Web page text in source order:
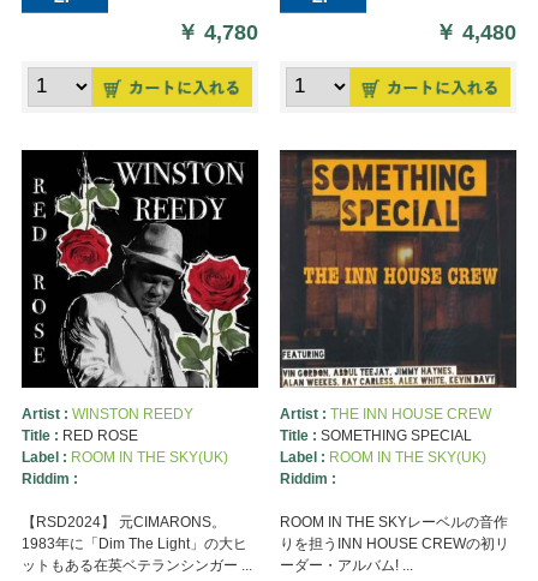
￥4,780 ￥4,480
Artist : WINSTON REEDY
Title : RED ROSE
Label : ROOM IN THE SKY(UK)
Riddim :
【RSD2024】 元CIMARONS。
1983年に「Dim The Light」の大ヒ
ットもある在英ベテランシンガー ...
Artist : THE INN HOUSE CREW
Title : SOMETHING SPECIAL
Label : ROOM IN THE SKY(UK)
Riddim :
ROOM IN THE SKYレーベルの音作
りを担うINN HOUSE CREWの初リ
ーダー・アルバム! ...